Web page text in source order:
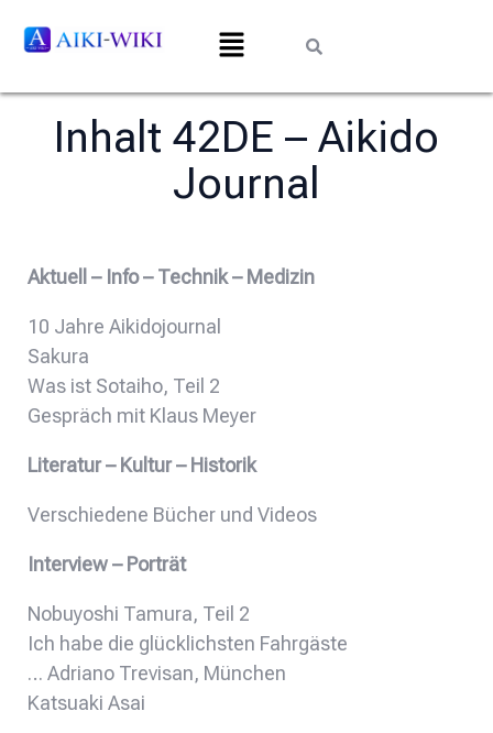
Inhalt 42DE – Aikido
Journal
Aktuell – Info – Technik – Medizin
10 Jahre Aikidojournal
Sakura
Was ist Sotaiho, Teil 2
Gespräch mit Klaus Meyer
Literatur – Kultur – Historik
Verschiedene Bücher und Videos
Interview – Porträt
Nobuyoshi Tamura, Teil 2
Ich habe die glücklichsten Fahrgäste
… Adriano Trevisan, München
Katsuaki Asai